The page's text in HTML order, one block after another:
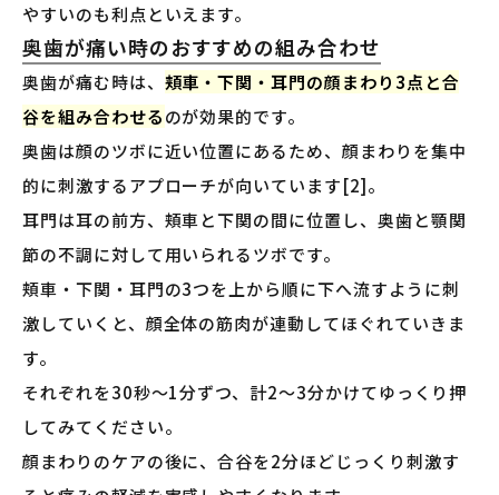
やすいのも利点といえます。
奥歯が痛い時のおすすめの組み合わせ
奥歯が痛む時は、 頬車・下関・耳門の顔まわり3点と合
谷を組み合わせるのが効果的です。
奥歯は顔のツボに近い位置にあるため、顔まわりを集中
的に刺激するアプローチが向いています[2]。
耳門は耳の前方、頬車と下関の間に位置し、奥歯と顎関
節の不調に対して用いられるツボです。
頬車・下関・耳門の3つを上から順に下へ流すように刺
激していくと、顔全体の筋肉が連動してほぐれていきま
す。
それぞれを30秒〜1分ずつ、計2〜3分かけてゆっくり押
してみてください。
顔まわりのケアの後に、合谷を2分ほどじっくり刺激す